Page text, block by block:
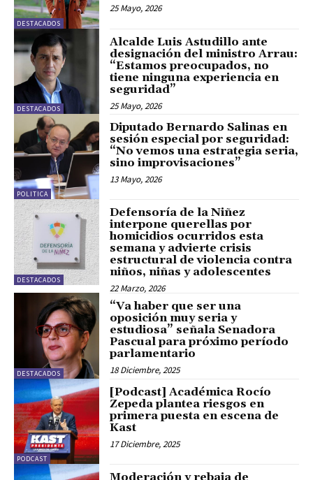
DESTACADOS
25 Mayo, 2026
DESTACADOS
Alcalde Luis Astudillo ante
designación del ministro Arrau:
“Estamos preocupados, no
tiene ninguna experiencia en
seguridad”
25 Mayo, 2026
POLITICA
Diputado Bernardo Salinas en
sesión especial por seguridad:
“No vemos una estrategia seria,
sino improvisaciones”
13 Mayo, 2026
DESTACADOS
Defensoría de la Niñez
interpone querellas por
homicidios ocurridos esta
semana y advierte crisis
estructural de violencia contra
niños, niñas y adolescentes
22 Marzo, 2026
DESTACADOS
“Va haber que ser una
oposición muy seria y
estudiosa” señala Senadora
Pascual para próximo período
parlamentario
18 Diciembre, 2025
PODCAST
[Podcast] Académica Rocío
Zepeda plantea riesgos en
primera puesta en escena de
Kast
17 Diciembre, 2025